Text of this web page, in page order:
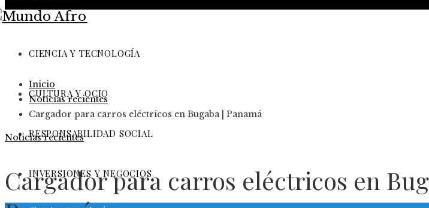
Ciencia y tecnología
Inversiones y negocios
CIENCIA Y TECNOLOGÍA
CULTURA Y OCIO
RESPONSABILIDAD SOCIAL
INVERSIONES Y NEGOCIOS
Inicio
Noticias recientes
Cargador para carros eléctricos en Bugaba | Panamá
Noticias recientes
Cargador para carros eléctricos en